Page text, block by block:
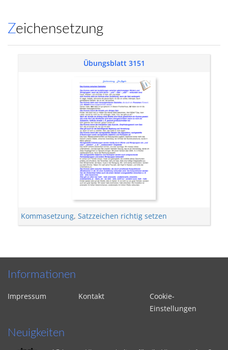
Zeichensetzung
Übungsblatt 3151
Kommasetzung, Satzzeichen richtig setzen
Informationen
Impressum Kontakt
Cookie-
Einstellungen
Neuigkeiten